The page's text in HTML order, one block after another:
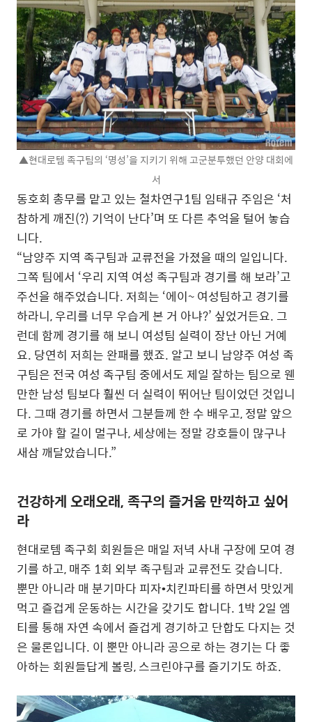
▲현대로템 족구팀의 ‘명성’을 지키기 위해 고군분투했던 안양 대회에
서
동호회 총무를 맡고 있는 철차연구1팀 임태규 주임은 ‘처
참하게 깨진(?) 기억이 난다’며 또 다른 추억을 털어 놓습
니다.
“남양주 지역 족구팀과 교류전을 가졌을 때의 일입니다.
그쪽 팀에서 ‘우리 지역 여성 족구팀과 경기를 해 보라’고
주선을 해주었습니다. 저희는 ‘에이~ 여성팀하고 경기를
하라니, 우리를 너무 우습게 본 거 아냐?’ 싶었거든요. 그
런데 함께 경기를 해 보니 여성팀 실력이 장난 아닌 거예
요. 당연히 저희는 완패를 했죠. 알고 보니 남양주 여성 족
구팀은 전국 여성 족구팀 중에서도 제일 잘하는 팀으로 웬
만한 남성 팀보다 훨씬 더 실력이 뛰어난 팀이었던 것입니
다. 그때 경기를 하면서 그분들께 한 수 배우고, 정말 앞으
로 가야 할 길이 멀구나, 세상에는 정말 강호들이 많구나
새삼 깨달았습니다.”
건강하게 오래오래, 족구의 즐거움 만끽하고 싶어
라
현대로템 족구회 회원들은 매일 저녁 사내 구장에 모여 경
기를 하고, 매주 1회 외부 족구팀과 교류전도 갖습니다.
뿐만 아니라 매 분기마다 피자•치킨파티를 하면서 맛있게
먹고 즐겁게 운동하는 시간을 갖기도 합니다. 1박 2일 엠
티를 통해 자연 속에서 즐겁게 경기하고 단합도 다지는 것
은 물론입니다. 이 뿐만 아니라 공으로 하는 경기는 다 좋
아하는 회원들답게 볼링, 스크린야구를 즐기기도 하죠.